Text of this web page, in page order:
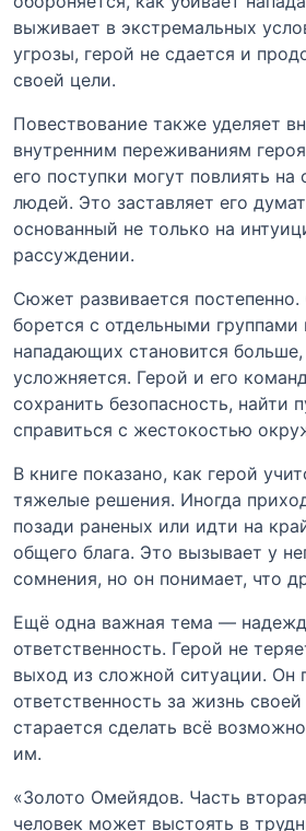
выживает в экстремальных
угрозы, герой не сдается и
своей цели.
Повествование также уделяет
внутренним переживаниям
его поступки могут повлиять на
людей. Это заставляет его
основанный не только на
рассуждении.
Сюжет развивается постепенно.
борется с отдельными группами
нападающих становится больше,
усложняется. Герой и его
сохранить безопасность, найти
справиться с жестокостью
В книге показано, как герой
тяжелые решения. Иногда
позади раненых или идти на
общего блага. Это вызывает у
сомнения, но он понимает, что
Ещё одна важная тема —
ответственность. Герой не
выход из сложной ситуации. Он
ответственность за жизнь
старается сделать всё
им.
«Золото Омейядов. Часть
человек может выстоять в